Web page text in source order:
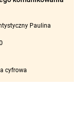
Paulina
cyfrowa